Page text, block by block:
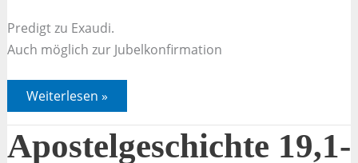
Predigt zu Exaudi.
Auch möglich zur Jubelkonfirmation
Johannes
07,37-
39
Weiterlesen »
Apostelgeschichte 19,1-